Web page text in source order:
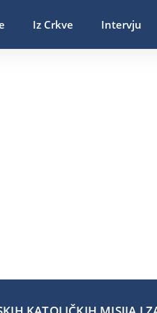
Iz Crkve Intervju